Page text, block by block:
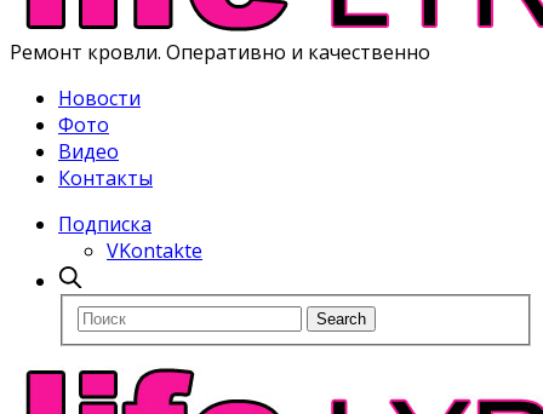
Ремонт кровли. Оперативно и качественно
Новости
Фото
Видео
Контакты
Подписка
VKontakte